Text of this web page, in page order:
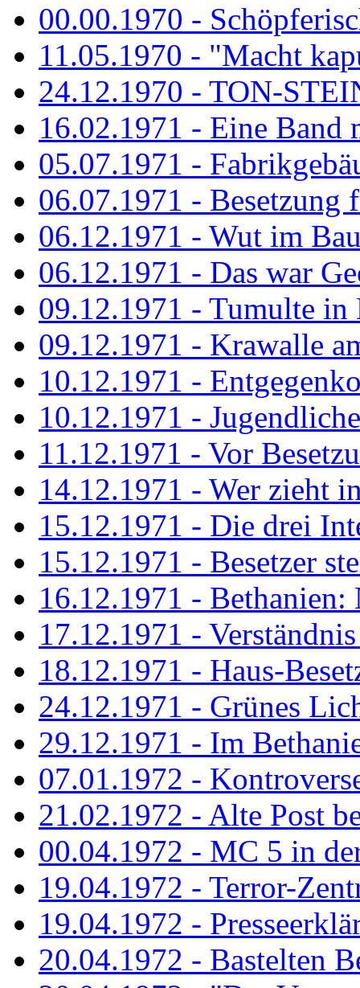
00.00.1970 -
11.05.1970 - "Macht
24.12.1970 - TON-
16.02.1971 - Eine Band
05.07.1971 -
06.07.1971 - Besetzung
06.12.1971 - Wut im
06.12.1971 - Das war
09.12.1971 - Tumulte in
09.12.1971 - Krawalle
10.12.1971 -
10.12.1971 -
11.12.1971 - Vor
14.12.1971 - Wer zieht
15.12.1971 - Die drei
15.12.1971 - Besetzer
16.12.1971 - Bethanien:
17.12.1971 -
18.12.1971 - Haus-
24.12.1971 - Grünes
29.12.1971 - Im
07.01.1972 -
21.02.1972 - Alte Post
00.04.1972 - MC 5 in
19.04.1972 - Terror-
19.04.1972 -
20.04.1972 - Bastelten